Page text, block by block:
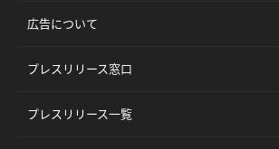
広告について
プレスリリース窓口
プレスリリース一覧